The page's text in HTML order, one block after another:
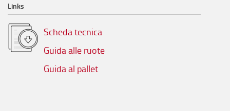
Links
Scheda tecnica
Guida alle ruote
Guida al pallet